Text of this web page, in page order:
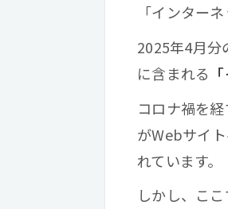
「インター
2025年4月分
に含まれる
コロナ禍を
がWebサイ
れています。
しかし、こ